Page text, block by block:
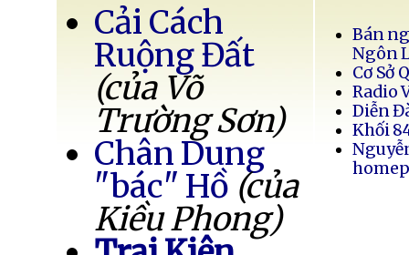
Cải Cách
Ruộng Đất
(của Võ
Trường Sơn)
Chân Dung
"bác" Hồ (của
Kiều Phong)
Bán
Ngôn
Cơ Sở
Radio
Diễn
Khối